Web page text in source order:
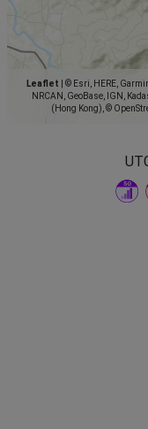
Leaflet
© Esri, HERE,
NRCAN, GeoBase, IGN,
(Hong Kong), ©